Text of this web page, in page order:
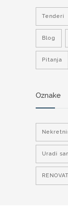
Tenderi
Blog
Pitanja
Oznake
Uradi